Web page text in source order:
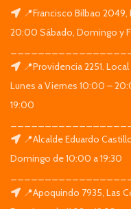
📍Francisco Bilbao
20:00 Sábado, Domingo y
📍Providencia 2251.
Lunes a Viernes 10:00 –
19:00
📍Alcalde Eduardo
Domingo de 10:00 a 19:30
📍Apoquindo 7935, Las